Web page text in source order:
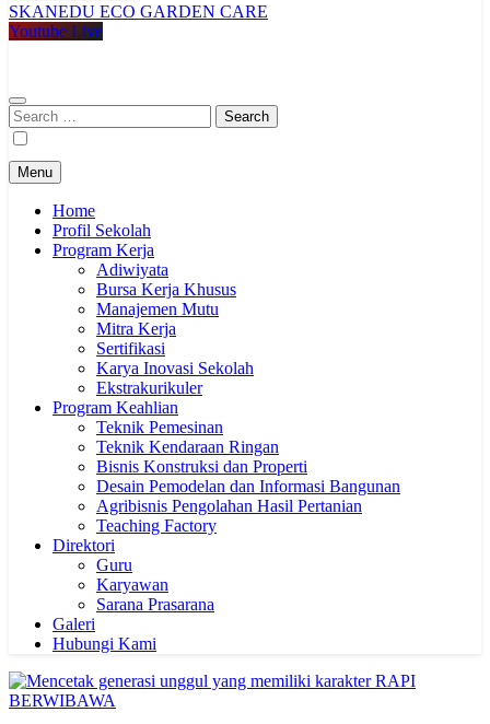
SMKN KUDU
Mencetak Generasi Unggul Berkarakter RAPI BERWIBAWA
SKANEDU ECO GARDEN CARE
Youtube Live
Search
for:
Menu
Home
Profil Sekolah
Program Kerja
Adiwiyata
Bursa Kerja Khusus
Manajemen Mutu
Mitra Kerja
Sertifikasi
Karya Inovasi Sekolah
Ekstrakurikuler
Program Keahlian
Teknik Pemesinan
Teknik Kendaraan Ringan
Bisnis Konstruksi dan Properti
Desain Pemodelan dan Informasi Bangunan
Agribisnis Pengolahan Hasil Pertanian
Teaching Factory
Direktori
Guru
Karyawan
Sarana Prasarana
Galeri
Hubungi Kami